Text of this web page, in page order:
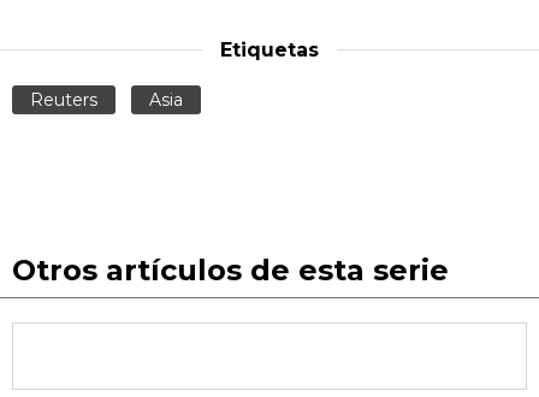
Etiquetas
Reuters Asia
Otros artículos de esta serie